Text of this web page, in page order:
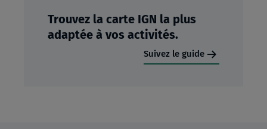
Trouvez la carte IGN la plus
adaptée à vos activités.
Suivez le guide